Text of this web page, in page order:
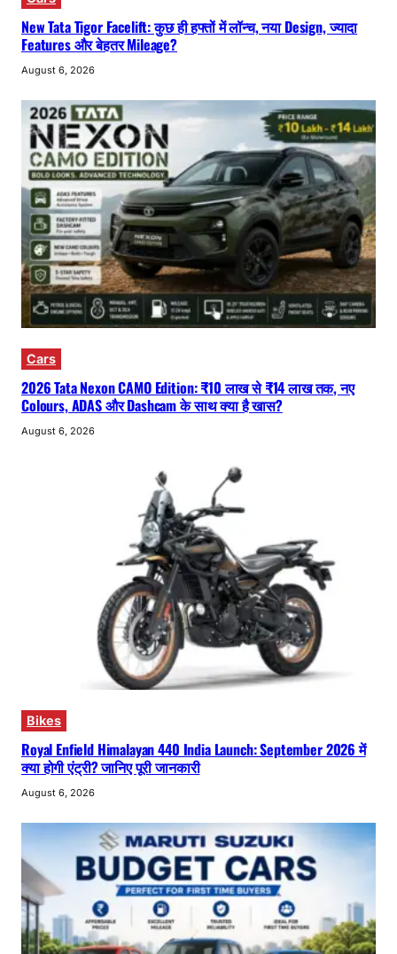
New Tata Tigor Facelift: कुछ ही हफ्तों में लॉन्च, नया Design, ज्यादा
Features और बेहतर Mileage?
August 6, 2026
Cars
2026 Tata Nexon CAMO Edition: ₹10 लाख से ₹14 लाख तक, नए
Colours, ADAS और Dashcam के साथ क्या है खास?
August 6, 2026
Bikes
Royal Enfield Himalayan 440 India Launch: September 2026 में
क्या होगी एंट्री? जानिए पूरी जानकारी
August 6, 2026